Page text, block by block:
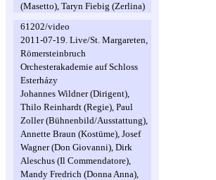
(Masetto), Taryn Fiebig (Zerlina)
61202/video
2011-07-19. Live/St. Margareten,
Römersteinbruch
Orchesterakademie auf Schloss
Esterházy
Johannes Wildner (Dirigent),
Thilo Reinhardt (Regie), Paul
Zoller (Bühnenbild/Ausstattung),
Annette Braun (Kostüme), Josef
Wagner (Don Giovanni), Dirk
Aleschus (Il Commendatore),
Mandy Fredrich (Donna Anna),